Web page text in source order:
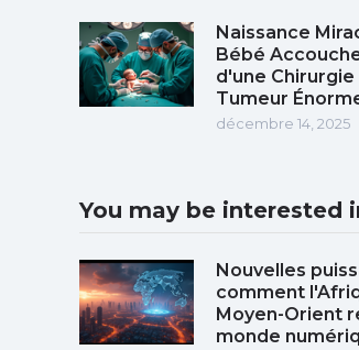
Naissance
Bébé
d'une Chirurgie
Tumeur
décembre 14, 2025
You may be interested
Nouvelles
comment
Moyen-Orient
monde